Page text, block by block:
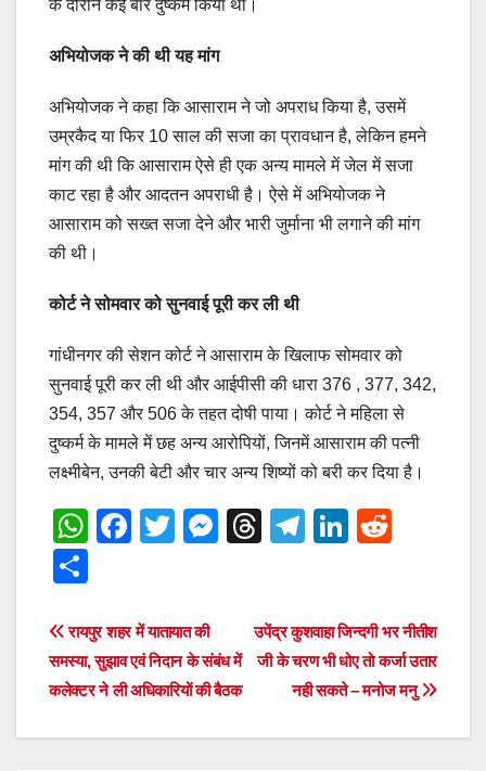
के दौरान कई बार दुष्कर्म किया था।
अभियोजक ने की थी यह मांग
अभियोजक ने कहा कि आसाराम ने जो अपराध किया है, उसमें
उम्रकैद या फिर 10 साल की सजा का प्रावधान है, लेकिन हमने
मांग की थी कि आसाराम ऐसे ही एक अन्य मामले में जेल में सजा
काट रहा है और आदतन अपराधी है। ऐसे में अभियोजक ने
आसाराम को सख्त सजा देने और भारी जुर्माना भी लगाने की मांग
की थी।
कोर्ट ने सोमवार को सुनवाई पूरी कर ली थी
गांधीनगर की सेशन कोर्ट ने आसाराम के खिलाफ सोमवार को
सुनवाई पूरी कर ली थी और आईपीसी की धारा 376 , 377, 342,
354, 357 और 506 के तहत दोषी पाया। कोर्ट ने महिला से
दुष्कर्म के मामले में छह अन्य आरोपियों, जिनमें आसाराम की पत्नी
लक्ष्मीबेन, उनकी बेटी और चार अन्य शिष्यों को बरी कर दिया है।
W
s
A
p
p
F
e
b
o
o
T
er
M
n
g
er
T
a
d
T
gr
a
m
Li
e
dI
n
di
t
ar
e
Post
navigation
उपेंद्र कुशवाहा जिन्दगी भर नीतीश
जी के चरण भी धोए तो कर्जा उतार
नही सकते – मनोज मनु
रायपुर शहर में यातायात की
समस्या, सुझाव एवं निदान के संबंध में
कलेक्टर ने ली अधिकारियों की बैठक